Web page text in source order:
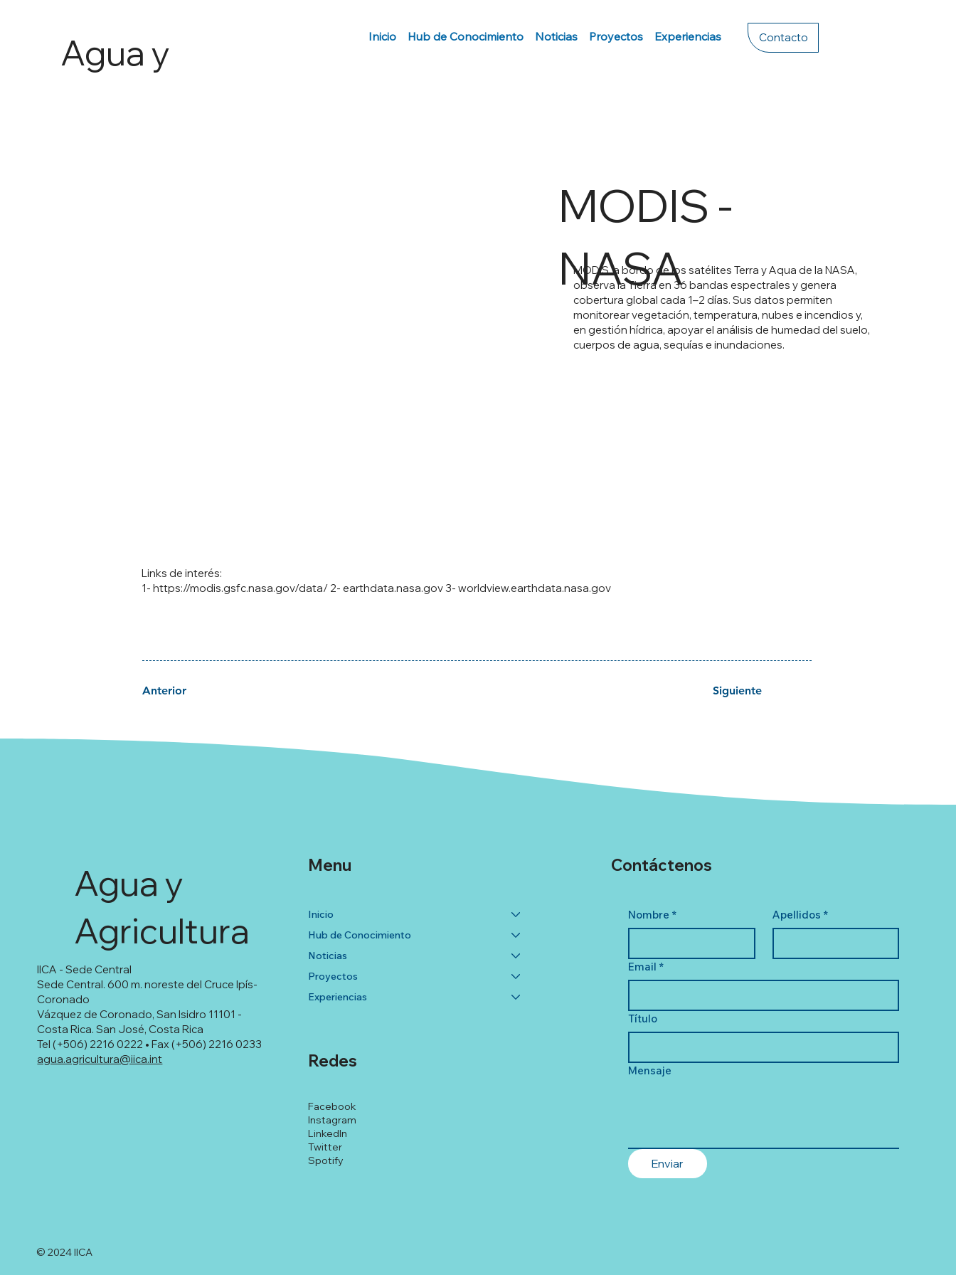
Agua y
Inicio Hub de Conocimiento Noticias Proyectos Experiencias Contacto
MODIS -
NASA
MODIS, a bordo de los satélites Terra y Aqua de la NASA,
observa la Tierra en 36 bandas espectrales y genera
cobertura global cada 1–2 días. Sus datos permiten
monitorear vegetación, temperatura, nubes e incendios y,
en gestión hídrica, apoyar el análisis de humedad del suelo,
cuerpos de agua, sequías e inundaciones.
1- https://modis.gsfc.nasa.gov/data/2- earthdata.nasa.gov 3- worldview.earthdata.nasa.gov
Links de interés:
Siguiente
Anterior
IICA - Sede Central
Sede Central. 600 m. noreste del Cruce Ipís-
Coronado
Vázquez de Coronado, San Isidro 11101 -
Costa Rica. San José, Costa Rica
Tel (+506) 2216 0222 • Fax (+506) 2216 0233
agua.agricultura@iica.int
Agua y
Agricultura
Facebook
Instagram
LinkedIn
Twitter
Spotify
Redes
Inicio
Hub de Conocimiento
Noticias
Proyectos
Experiencias
Menu
Nombre * Apellidos *
Email *
Título
Mensaje
Enviar
Contáctenos
© 2024 IICA